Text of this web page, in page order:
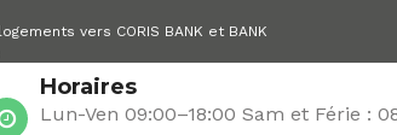
vers CORIS BANK et BANK
Horaires
Lun-Ven 09:00–18:00 Sam et Férie :